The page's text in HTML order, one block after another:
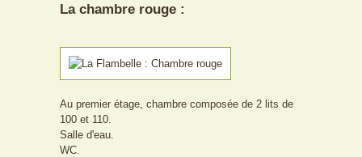
La chambre rouge :
Au premier étage, chambre composée de 2 lits de
100 et 110.
Salle d'eau.
WC.